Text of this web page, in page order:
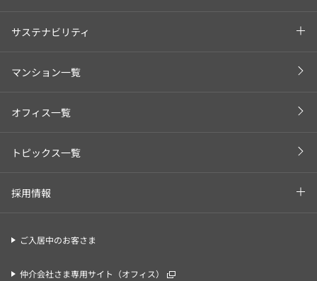
サステナビリティ
マンション一覧
オフィス一覧
トピックス一覧
採用情報
ご入居中のお客さま
仲介会社さま専用サイト（オフィス）